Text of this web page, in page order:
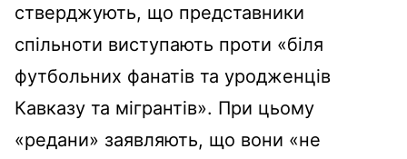
стверджують, що представники
спільноти виступають проти «біля
футбольних фанатів та уродженців
Кавказу та мігрантів». При цьому
«редани» заявляють, що вони «не